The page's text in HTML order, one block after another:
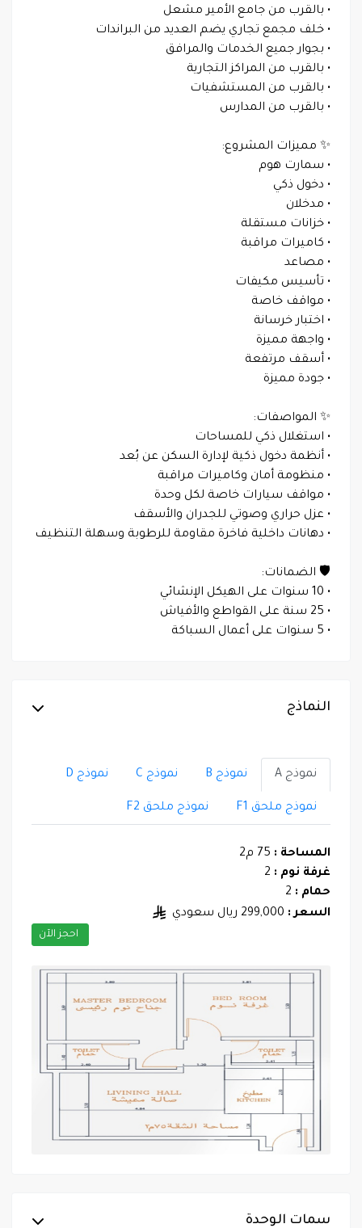
• بالقرب من جامع الأمير مشعل
• خلف مجمع تجاري يضم العديد من البراندات
• بجوار جميع الخدمات والمرافق
• بالقرب من المراكز التجارية
• بالقرب من المستشفيات
• بالقرب من المدارس
✨ مميزات المشروع:
• سمارت هوم
• دخول ذكي
• مدخلان
• خزانات مستقلة
• كاميرات مراقبة
• مصاعد
• تأسيس مكيفات
• مواقف خاصة
• اختبار خرسانة
• واجهة مميزة
• أسقف مرتفعة
• جودة مميزة
✨ المواصفات:
• استغلال ذكي للمساحات
• أنظمة دخول ذكية لإدارة السكن عن بُعد
• منظومة أمان وكاميرات مراقبة
• مواقف سيارات خاصة لكل وحدة
• عزل حراري وصوتي للجدران والأسقف
• دهانات داخلية فاخرة مقاومة للرطوبة وسهلة التنظيف
🛡️ الضمانات:
• 10 سنوات على الهيكل الإنشائي
• 25 سنة على القواطع والأفياش
• 5 سنوات على أعمال السباكة
النماذج
نموذج A نموذج B نموذج C نموذج D
نموذج ملحق F1 نموذج ملحق F2
المساحة : 75 م2
غرفة نوم : 2
حمام : 2
السعر : 299,000 ريال سعودي
احجز الآن
سمات الوحدة